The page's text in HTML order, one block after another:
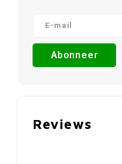
Abonneer
Reviews